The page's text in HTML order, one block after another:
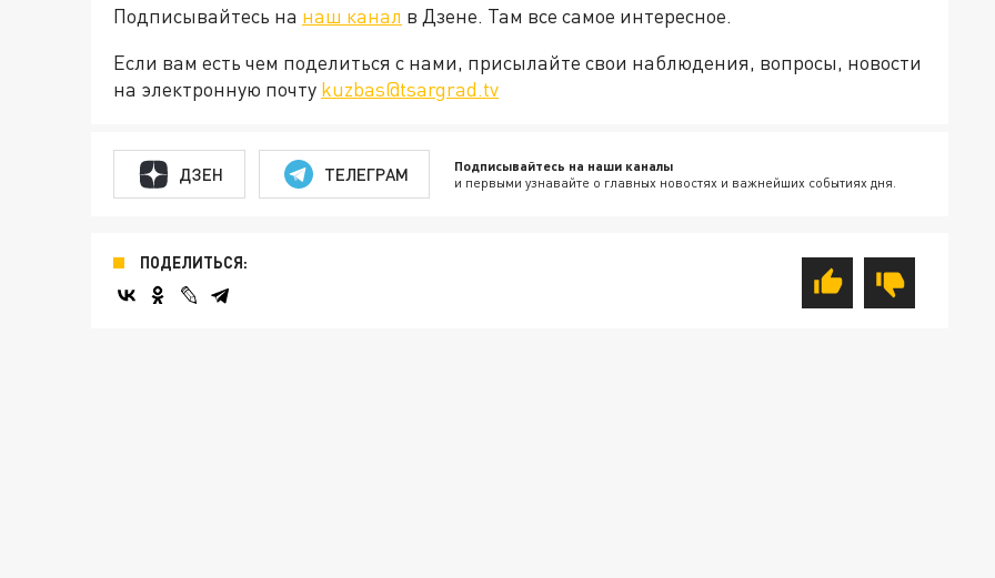
Подписывайтесь на наш канал в Дзене. Там все самое интересное.
Если вам есть чем поделиться с нами, присылайте свои наблюдения, вопросы, новости
на электронную почту kuzbas@tsargrad.tv
ДЗЕН ТЕЛЕГРАМ Подписывайтесь на наши каналы
и первыми узнавайте о главных новостях и важнейших событиях дня.
ПОДЕЛИТЬСЯ: